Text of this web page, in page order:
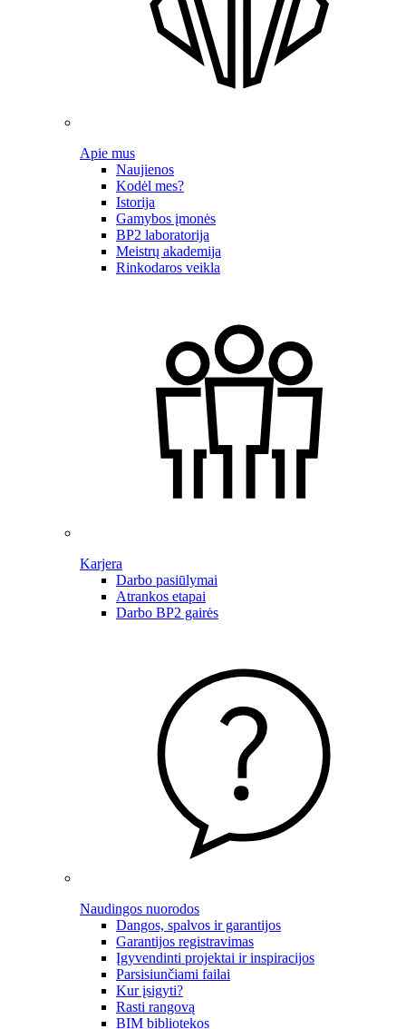
Apie mus
Naujienos
Kodėl mes?
Istorija
Gamybos įmonės
BP2 laboratorija
Meistrų akademija
Rinkodaros veikla
Karjera
Darbo pasiūlymai
Atrankos etapai
Darbo BP2 gairės
Naudingos nuorodos
Dangos, spalvos ir garantijos
Garantijos registravimas
Įgyvendinti projektai ir inspiracijos
Parsisiunčiami failai
Kur įsigyti?
Rasti rangovą
BIM bibliotekos